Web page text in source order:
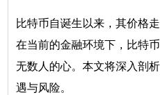
比特币自诞生以来，其价格
在当前的金融环境下，比特
无数人的心。本文将深入剖
遇与风险。